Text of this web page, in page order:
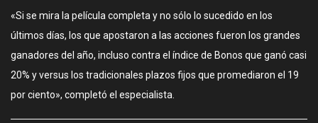
«Si se mira la película completa y no sólo lo sucedido en los
últimos días, los que apostaron a las acciones fueron los grandes
ganadores del año, incluso contra el índice de Bonos que ganó casi
20% y versus los tradicionales plazos fijos que promediaron el 19
por ciento», completó el especialista.